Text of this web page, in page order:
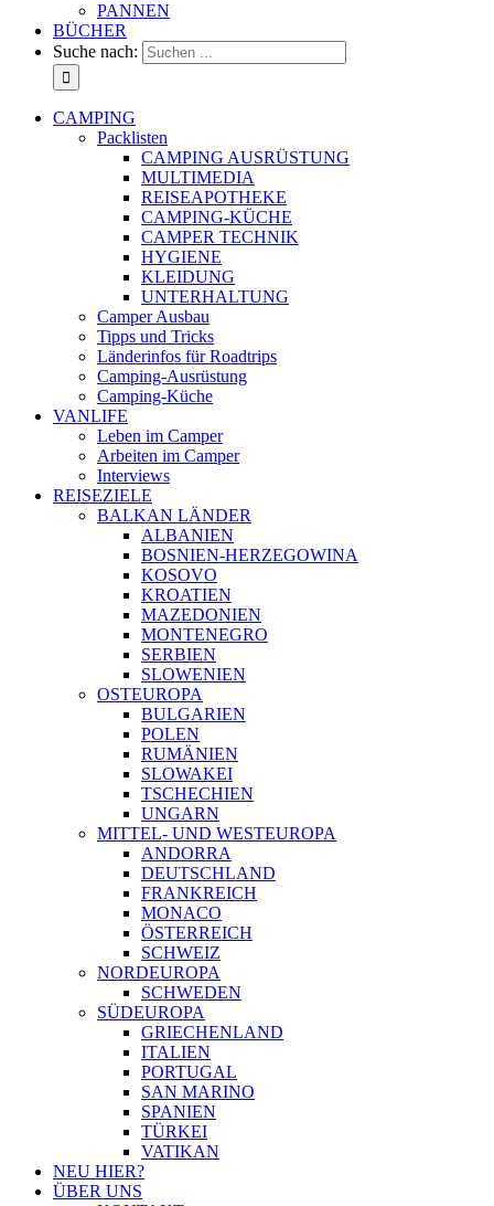
PANNEN
BÜCHER
Suche nach:
CAMPING
Packlisten
CAMPING AUSRÜSTUNG
MULTIMEDIA
REISEAPOTHEKE
CAMPING-KÜCHE
CAMPER TECHNIK
HYGIENE
KLEIDUNG
UNTERHALTUNG
Camper Ausbau
Tipps und Tricks
Länderinfos für Roadtrips
Camping-Ausrüstung
Camping-Küche
VANLIFE
Leben im Camper
Arbeiten im Camper
Interviews
REISEZIELE
BALKAN LÄNDER
ALBANIEN
BOSNIEN-HERZEGOWINA
KOSOVO
KROATIEN
MAZEDONIEN
MONTENEGRO
SERBIEN
SLOWENIEN
OSTEUROPA
BULGARIEN
POLEN
RUMÄNIEN
SLOWAKEI
TSCHECHIEN
UNGARN
MITTEL- UND WESTEUROPA
ANDORRA
DEUTSCHLAND
FRANKREICH
MONACO
ÖSTERREICH
SCHWEIZ
NORDEUROPA
SCHWEDEN
SÜDEUROPA
GRIECHENLAND
ITALIEN
PORTUGAL
SAN MARINO
SPANIEN
TÜRKEI
VATIKAN
NEU HIER?
ÜBER UNS